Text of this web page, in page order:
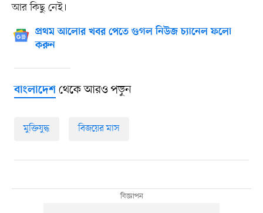
আর কিছু নেই।
প্রথম আলোর খবর পেতে গুগল নিউজ চ্যানেল ফলো
করুন
বাংলাদেশথেকে আরও পড়ুন
মুক্তিযুদ্ধ বিজয়ের মাস